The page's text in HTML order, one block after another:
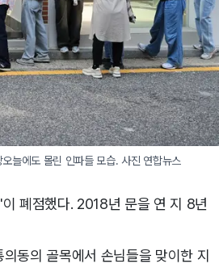
늘에도 몰린 인파들 모습. 사진 연합뉴스
폐점했다. 2018년 문을 연 지 8년
동의 골목에서 손님들을 맞이한 지